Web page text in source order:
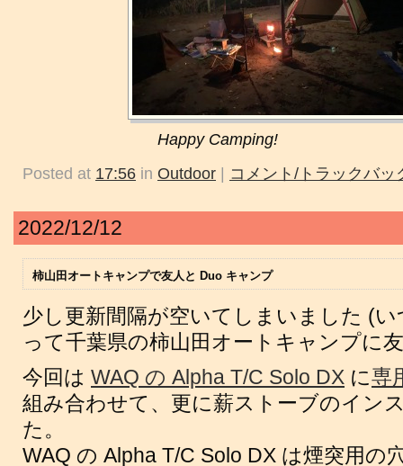
Happy Camping!
Posted at 17:56 in Outdoor コメント/トラックバッ
2022/12/12
柿山田オートキャンプで友人と Duo キャンプ
少し更新間隔が空いてしまいました (
って千葉県の柿山田オートキャンプに
今回は WAQ の Alpha T/C Solo DX に専
組み合わせて、更に薪ストーブのイン
た。
WAQ の Alpha T/C Solo DX は煙突用の